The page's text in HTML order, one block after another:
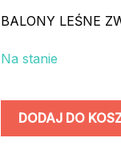
BALONY LEŚNE
Na stanie
ilość
DODAJ DO